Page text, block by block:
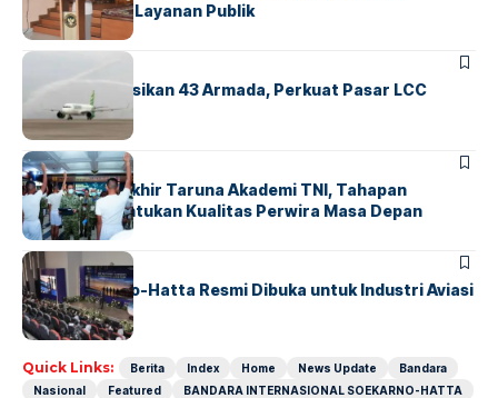
Transparansi Layanan Publik
BANDARA
Citilink Operasikan 43 Armada, Perkuat Pasar LCC
Nasional
BERITA
Sidang Pantukhir Taruna Akademi TNI, Tahapan
Strategis Tentukan Kualitas Perwira Masa Depan
BANDARA BERITA
IALC Soekarno-Hatta Resmi Dibuka untuk Industri Aviasi
Dunia
Quick Links: Berita Index Home News Update
Bandara
Nasional
Featured
BANDARA INTERNASIONAL SOEKARNO-HATTA